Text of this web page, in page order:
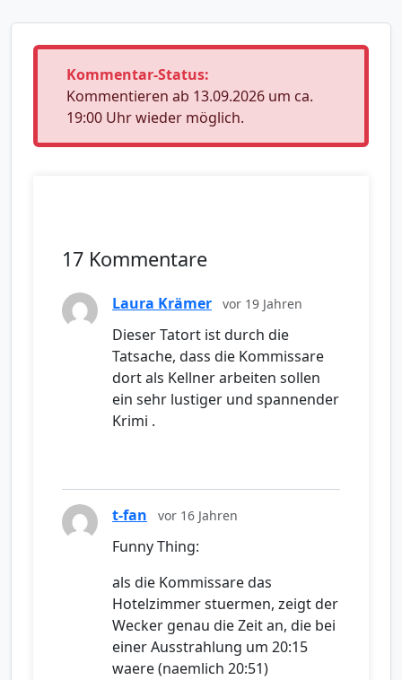
Kommentar-Status:
Kommentieren ab 13.09.2026 um ca.
19:00 Uhr wieder möglich.
17 Kommentare
Laura Krämer vor 19 Jahren
Dieser Tatort ist durch die
Tatsache, dass die Kommissare
dort als Kellner arbeiten sollen
ein sehr lustiger und spannender
Krimi .
t-fan vor 16 Jahren
Funny Thing:
als die Kommissare das
Hotelzimmer stuermen, zeigt der
Wecker genau die Zeit an, die bei
einer Ausstrahlung um 20:15
waere (naemlich 20:51)